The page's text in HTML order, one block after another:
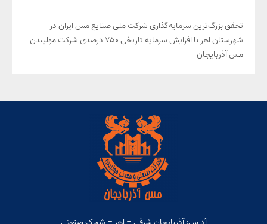
تحقق بزرگ‌ترین سرمایه‌گذاری شرکت ملی صنایع مس ایران در
شهرستان اهر با افزایش سرمایه تاریخی ۷۵۰ درصدی شرکت مولیبدن
مس آذربایجان